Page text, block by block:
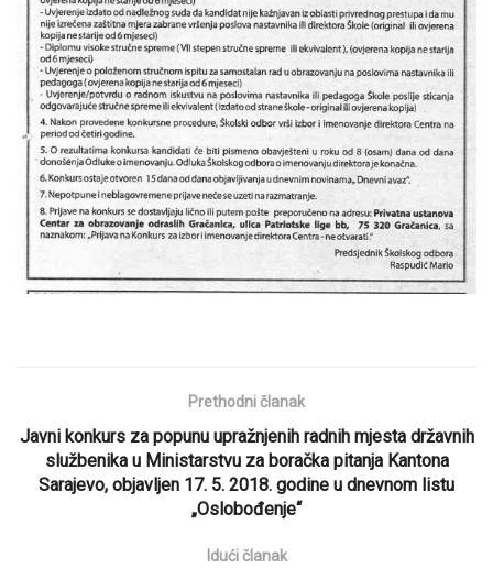
Prethodni članak
Javni konkurs za popunu upražnjenih radnih mjesta državnih
službenika u Ministarstvu za boračka pitanja Kantona
Sarajevo, objavljen 17. 5. 2018. godine u dnevnom listu
„Oslobođenje“
Idući članak